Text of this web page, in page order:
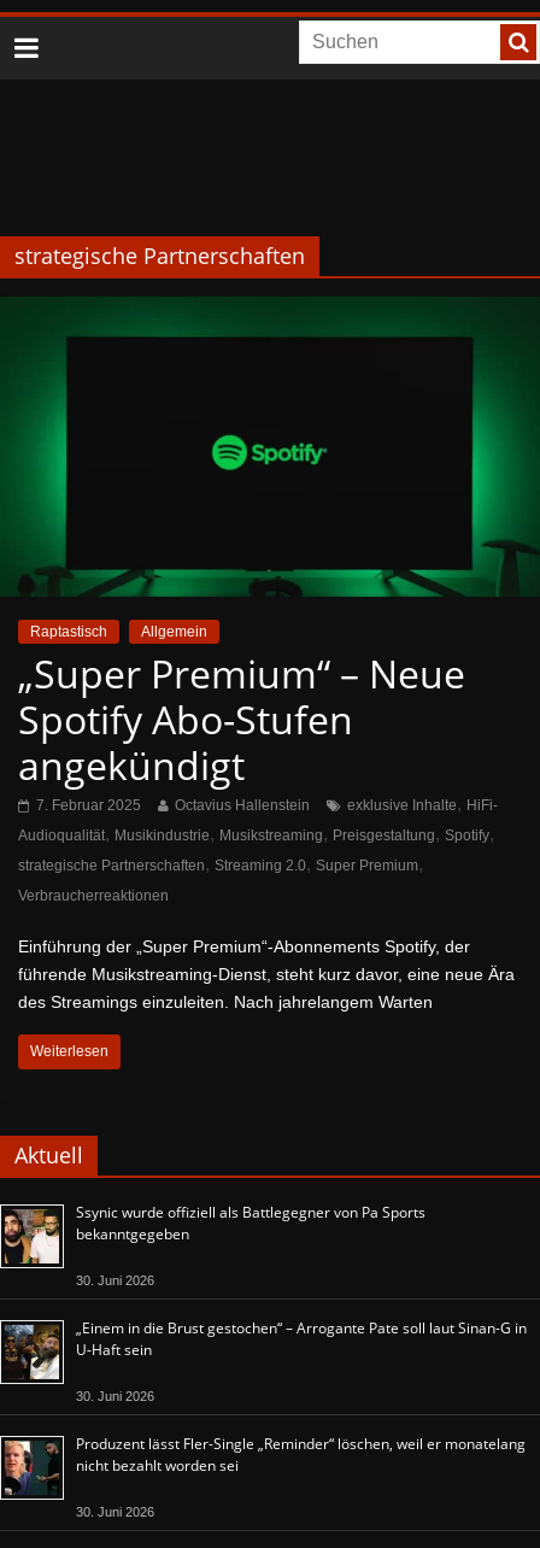
strategische Partnerschaften
Raptastisch Allgemein
„Super Premium“ – Neue
Spotify Abo-Stufen
angekündigt
7. Februar 2025 Octavius Hallenstein exklusive Inhalte, HiFi-
Audioqualität, Musikindustrie, Musikstreaming, Preisgestaltung, Spotify,
strategische Partnerschaften, Streaming 2.0, Super Premium,
Verbraucherreaktionen
Einführung der „Super Premium“-Abonnements Spotify, der
führende Musikstreaming-Dienst, steht kurz davor, eine neue Ära
des Streamings einzuleiten. Nach jahrelangem Warten
Weiterlesen
Aktuell
Ssynic wurde offiziell als Battlegegner von Pa Sports
bekanntgegeben
30. Juni 2026
„Einem in die Brust gestochen“ – Arrogante Pate soll laut Sinan-G in
U-Haft sein
30. Juni 2026
Produzent lässt Fler-Single „Reminder“ löschen, weil er monatelang
nicht bezahlt worden sei
30. Juni 2026